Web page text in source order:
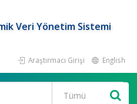
Veri Yönetim Sistemi
Araştırmacı Girişi English